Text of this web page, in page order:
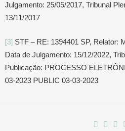
Julgamento: 25/05/2017, Tribunal
13/11/2017
[3] STF – RE: 1394401 SP, Relator:
Data de Julgamento: 15/12/2022,
Publicação: PROCESSO
03-2023 PUBLIC 03-03-2023